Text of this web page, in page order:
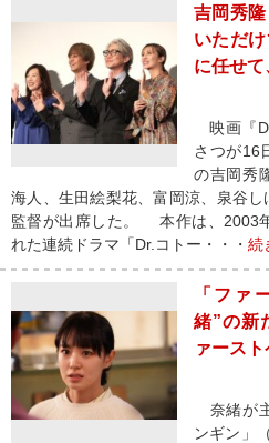
吉岡秀
いただ
に任せて
映画『
さつが16
の吉岡秀
海人、生田絵梨花、富岡涼、泉谷
監督が出席した。 本作は、2003
れた連続ドラマ「Dr.コトー・・・ 続
「ファ
緒”の新
ァース
奈緒が
ンギン」